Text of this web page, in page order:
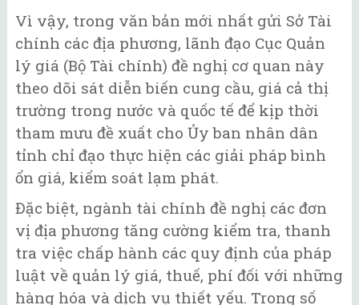
Vì vậy, trong văn bản mới nhất gửi Sở Tài
chính các địa phương, lãnh đạo Cục Quản
lý giá (Bộ Tài chính) đề nghị cơ quan này
theo dõi sát diễn biến cung cầu, giá cả thị
trường trong nước và quốc tế để kịp thời
tham mưu đề xuất cho Ủy ban nhân dân
tỉnh chỉ đạo thực hiện các giải pháp bình
ổn giá, kiểm soát lạm phát.
Đặc biệt, ngành tài chính đề nghị các đơn
vị địa phương tăng cường kiểm tra, thanh
tra việc chấp hành các quy định của pháp
luật về quản lý giá, thuế, phí đối với những
hàng hóa và dịch vụ thiết yếu. Trong số